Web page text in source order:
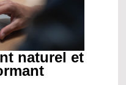
naturel et